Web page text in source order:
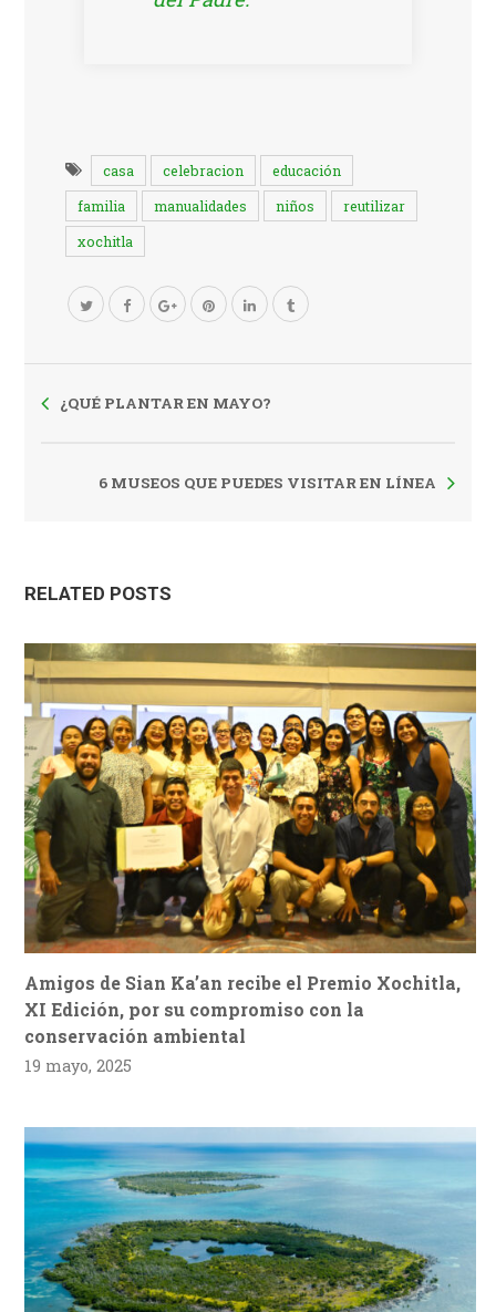
casa celebracion
educación
familia
manualidades niños
reutilizar
xochitla
¿QUÉ PLANTAR EN MAYO?
6 MUSEOS QUE PUEDES VISITAR EN LÍNEA
RELATED POSTS
Amigos de Sian Ka’an recibe el Premio Xochitla,
XI Edición, por su compromiso con la
conservación ambiental
19 mayo, 2025